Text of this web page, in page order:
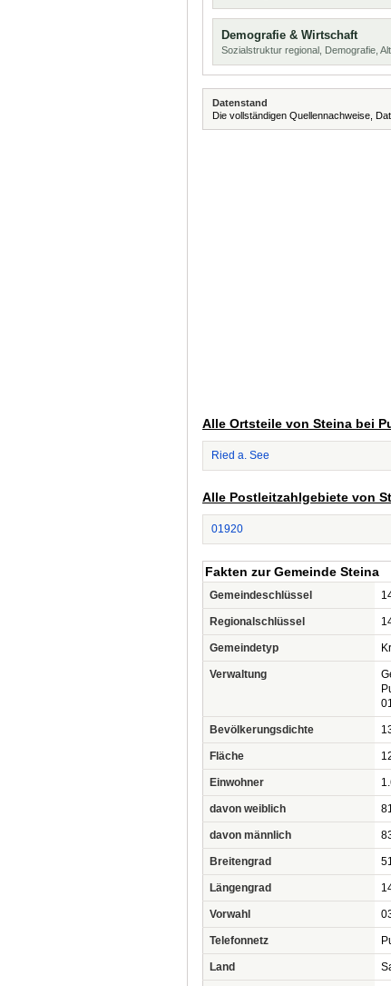
Demografie & Wirtschaft
Sozialstruktur regional, Demografie,
Datenstand
Die vollständigen Quellennachweise,
Alle Ortsteile von Steina bei
Ried a. See
Alle Postleitzahlgebiete von
01920
Fakten zur Gemeinde Steina
Gemeindeschlüssel
Regionalschlüssel
Gemeindetyp
Verwaltung
Bevölkerungsdichte
Fläche
Einwohner
davon weiblich
davon männlich
Breitengrad
Längengrad
Vorwahl
Telefonnetz
Land